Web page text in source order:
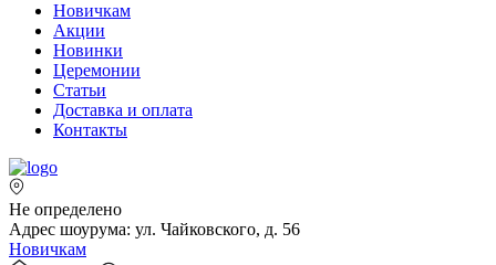
Новичкам
Акции
Новинки
Церемонии
Статьи
Доставка и оплата
Контакты
Не определено
Адрес шоурума: ул. Чайковского, д. 56
Новичкам